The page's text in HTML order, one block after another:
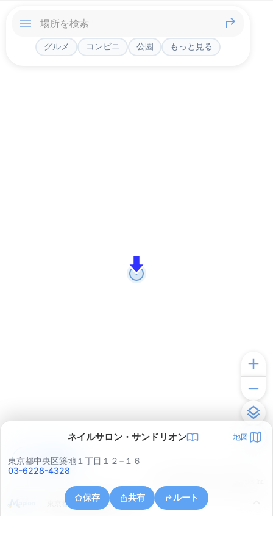
グルメ コンビニ 公園 もっと見る
ネイルサロン・サンドリオン 地図
東京都中央区築地１丁目１２−１６
03-6228-4328
保存 共有 ルート
東京都中央区晴海４丁目１
アプリで見る